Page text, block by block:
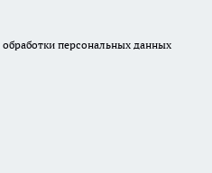
персональных данных